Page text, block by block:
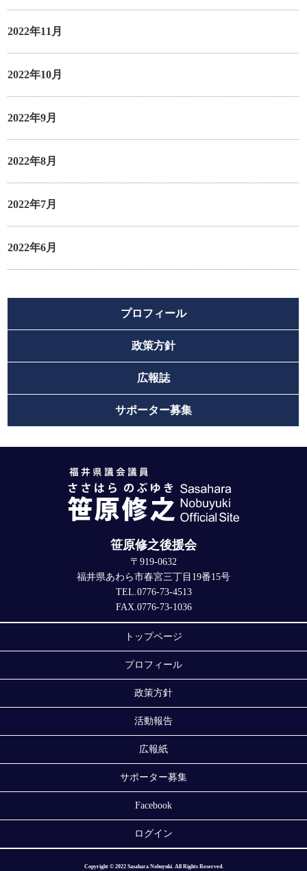
2022年11月
2022年10月
2022年9月
2022年8月
2022年7月
2022年6月
プロフィール
政策方針
広報誌
サポーター募集
笹原修之後援会
〒919-0632
福井県あわら市春宮三丁目19番15号
TEL.0776-73-4513
FAX.0776-73-1036
トップページ
プロフィール
政策方針
活動報告
広報紙
サポーター募集
Facebook
ログイン
Copyright © 2022 Sasahara Nobuyuki. All Rights Reserved.